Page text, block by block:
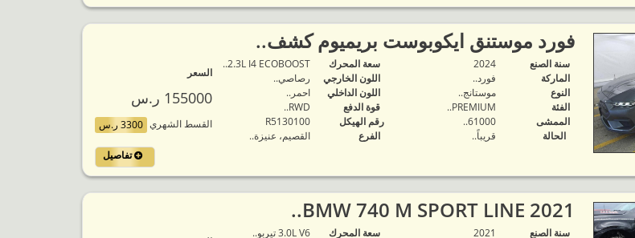
فورد موستنق ايكوبوست بريميوم كشف..
سنة الصنع
2024
الماركة
فورد..
النوع
موستانج..
الفئة
PREMIUM..
الممشى
61000..
الحالة
قريباً..
‬سعة المحرك
2.3L I4 ECOBOOST..
اللون الخارجي
رصاصي..
اللون الداخلي
احمر..
قوة الدفع
RWD..
رقم الهيكل
R5130100
الفرع
القصيم، عنيزة..
السعر
155000 ر.س
القسط الشهري 3300 ر.س
تفاصيل
2021 BMW 740 M SPORT LINE..
سنة الصنع 2021 ‬سعة المحرك 3.0L V6 تيربو..